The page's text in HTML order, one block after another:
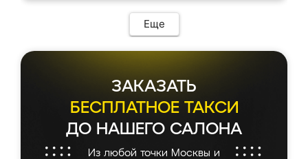
Еще
ЗАКАЗАТЬ
БЕСПЛАТНОЕ ТАКСИ
ДО НАШЕГО САЛОНА
Из любой точки Москвы и